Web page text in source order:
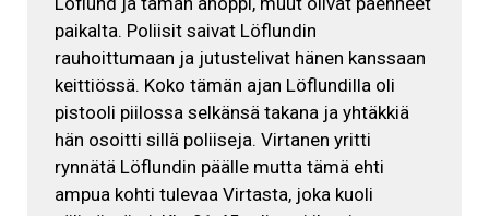
paikalta. Poliisit saivat Löflundin
rauhoittumaan ja jutustelivat hänen kanssaan
keittiössä. Koko tämän ajan Löflundilla oli
pistooli piilossa selkänsä takana ja yhtäkkiä
hän osoitti sillä poliiseja. Virtanen yritti
rynnätä Löflundin päälle mutta tämä ehti
ampua kohti tulevaa Virtasta, joka kuoli